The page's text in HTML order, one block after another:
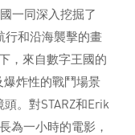
一同深入挖掘了
行和沿海襲擊的畫
，來自數字王國的
炸性的戰鬥場景
。對STARZ和Erik
為一小時的電影，